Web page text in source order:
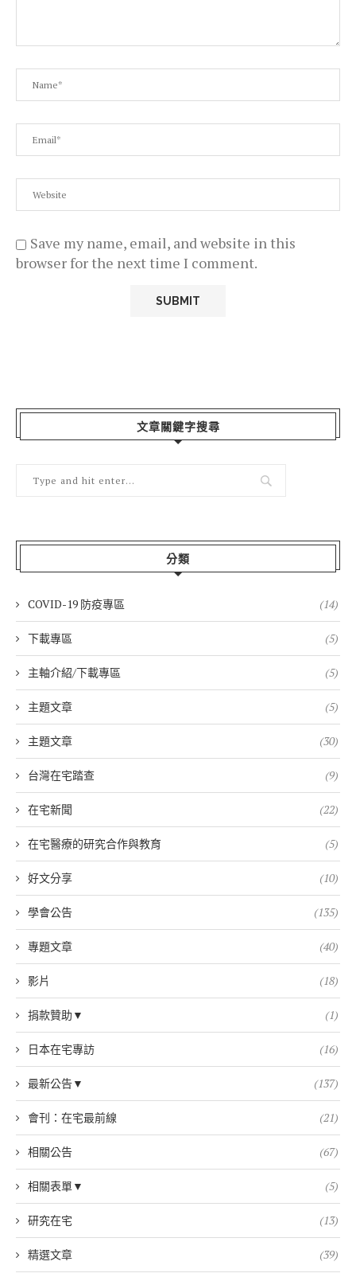
Save my name, email, and website in this
browser for the next time I comment.
文章關鍵字搜尋
分類
COVID-19 防疫專區 (14)
下載專區 (5)
主軸介紹/下載專區 (5)
主題文章 (5)
主題文章 (30)
台灣在宅踏查 (9)
在宅新聞 (22)
在宅醫療的研究合作與教育 (5)
好文分享 (10)
學會公告 (135)
專題文章 (40)
影片 (18)
捐款贊助▼ (1)
日本在宅專訪 (16)
最新公告▼ (137)
會刊：在宅最前線 (21)
相關公告 (67)
相關表單▼ (5)
研究在宅 (13)
精選文章 (39)